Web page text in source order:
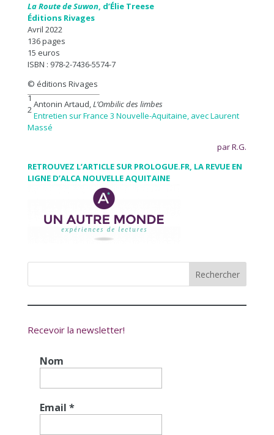
La Route de Suwon, d’Élie Treese
Éditions Rivages
Avril 2022
136 pages
15 euros
ISBN : 978-2-7436-5574-7
© éditions Rivages
1
Antonin Artaud,L’Ombilic des limbes
2
Entretien sur France 3 Nouvelle-Aquitaine, avec Laurent
Massé
par R.G.
RETROUVEZ L’ARTICLE SUR PROLOGUE.FR, LA REVUE EN
LIGNE D’ALCA NOUVELLE AQUITAINE
Recevoir la newsletter!
Nom
Email *